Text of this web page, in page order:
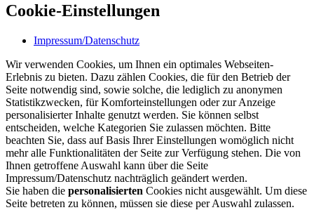
Cookie-Einstellungen
Impressum/Datenschutz
Wir verwenden Cookies, um Ihnen ein optimales Webseiten-
Erlebnis zu bieten. Dazu zählen Cookies, die für den Betrieb der
Seite notwendig sind, sowie solche, die lediglich zu anonymen
Statistikzwecken, für Komforteinstellungen oder zur Anzeige
personalisierter Inhalte genutzt werden. Sie können selbst
entscheiden, welche Kategorien Sie zulassen möchten. Bitte
beachten Sie, dass auf Basis Ihrer Einstellungen womöglich nicht
mehr alle Funktionalitäten der Seite zur Verfügung stehen. Die von
Ihnen getroffene Auswahl kann über die Seite
Impressum/Datenschutz nachträglich geändert werden.
Sie haben die personalisierten Cookies nicht ausgewählt. Um diese
Seite betreten zu können, müssen sie diese per Auswahl zulassen.